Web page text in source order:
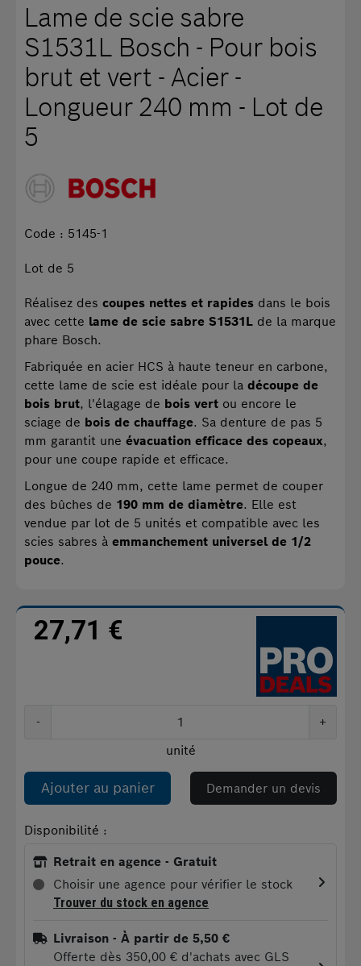
Lame de scie sabre
S1531L Bosch - Pour bois
brut et vert - Acier -
Longueur 240 mm - Lot de
5
Code : 5145-1
Lot de 5
Réalisez des coupes nettes et rapides dans le bois
avec cette lame de scie sabre S1531L de la marque
phare Bosch.
Fabriquée en acier HCS à haute teneur en carbone,
cette lame de scie est idéale pour la découpe de
bois brut, l'élagage de bois vert ou encore le
sciage de bois de chauffage. Sa denture de pas 5
mm garantit une évacuation efficace des copeaux,
pour une coupe rapide et efficace.
Longue de 240 mm, cette lame permet de couper
des bûches de 190 mm de diamètre. Elle est
vendue par lot de 5 unités et compatible avec les
scies sabres à emmanchement universel de 1/2
pouce.
27,71 €
- +
unité
Ajouter au panier Demander un devis
Disponibilité :
Retrait en agence - Gratuit
Choisir une agence pour vérifier le stock
Trouver du stock en agence
Livraison - À partir de 5,50 €
Offerte dès 350,00 € d'achats avec GLS